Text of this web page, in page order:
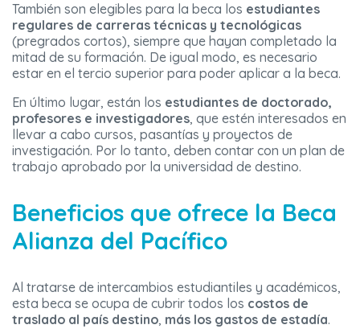
También son elegibles para la beca los estudiantes
regulares de carreras técnicas y tecnológicas
(pregrados cortos), siempre que hayan completado la
mitad de su formación. De igual modo, es necesario
estar en el tercio superior para poder aplicar a la beca.
En último lugar, están los estudiantes de doctorado,
profesores e investigadores, que estén interesados en
llevar a cabo cursos, pasantías y proyectos de
investigación. Por lo tanto, deben contar con un plan de
trabajo aprobado por la universidad de destino.
Beneficios que ofrece la Beca
Alianza del Pacífico
Al tratarse de intercambios estudiantiles y académicos,
esta beca se ocupa de cubrir todos los costos de
traslado al país destino, más los gastos de estadía.